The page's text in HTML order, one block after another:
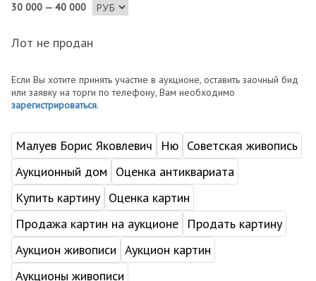
30 000 — 40 000
Лот не продан
Если Вы хотите принять участие в аукционе, оставить заочный бид
или заявку на торги по телефону, Вам необходимо
зарегистрироваться.
Малуев Борис Яковлевич Ню Советская живопись
Аукционный дом
Оценка антиквариата
Купить картину Оценка картин
Продажа картин на аукционе
Продать картину
Аукцион живописи Аукцион картин
Аукционы живописи